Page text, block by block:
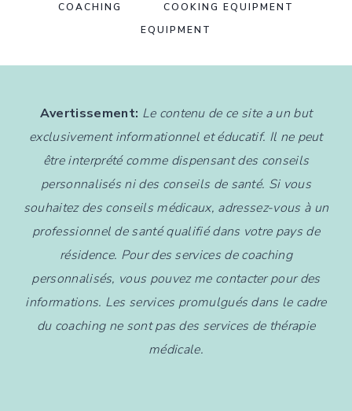
COACHING
COOKING EQUIPMENT
EQUIPMENT
Avertissement: Le contenu de ce site a un but
exclusivement informationnel et éducatif. Il ne peut
être interprété comme dispensant des conseils
personnalisés ni des conseils de santé. Si vous
souhaitez des conseils médicaux, adressez-vous à un
professionnel de santé qualifié dans votre pays de
résidence. Pour des services de coaching
personnalisés, vous pouvez me contacter pour des
informations. Les services promulgués dans le cadre
du coaching ne sont pas des services de thérapie
médicale.